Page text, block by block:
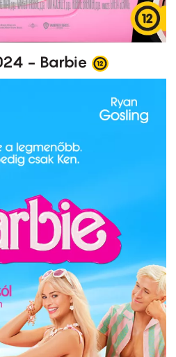
- Barbie